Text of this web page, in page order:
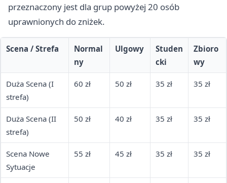
przeznaczony jest dla grup powyżej 20 osób
uprawnionych do zniżek.
Scena / Strefa
Normal
ny
Ulgowy
Studen
cki
Zbioro
wy
Duża Scena (I
strefa)
60 zł 50 zł 35 zł 35 zł
Duża Scena (II
strefa)
50 zł 40 zł 35 zł 35 zł
Scena Nowe
Sytuacje
55 zł 45 zł 35 zł 35 zł